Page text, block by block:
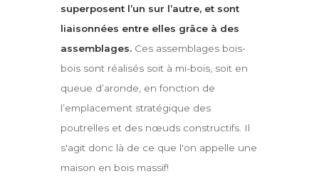
superposent l’un sur l’autre, et sont
liaisonnées entre elles grâce à des
assemblages.Ces assemblages bois-
bois sont réalisés soit à mi-bois, soit en
queue d’aronde, en fonction de
l’emplacement stratégique des
poutrelles et des nœuds constructifs. Il
s'agit donc là de ce que l'on appelle une
maison en bois massif!